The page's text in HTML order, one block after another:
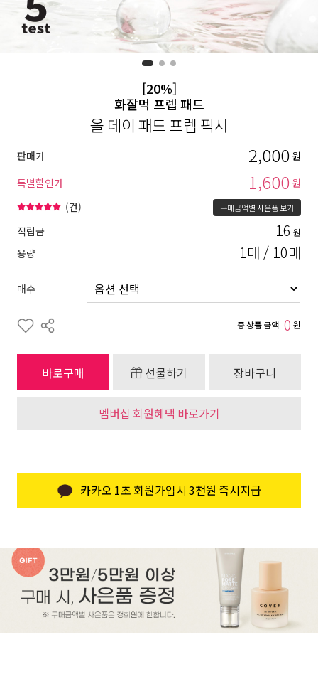
[20%]
화잘먹 프렙 패드
올 데이 패드 프렙 픽서
판매가 2,000 원
특별할인가
1,600 원
(건) 구매금액별 사은품 보기
적립금 16 원
용량 1매 / 10매
매수
총 상품 금액 0 원
바로구매 선물하기 장바구니
멤버십 회원혜택 바로가기
카카오 1초 회원가입시 3천원 즉시지급